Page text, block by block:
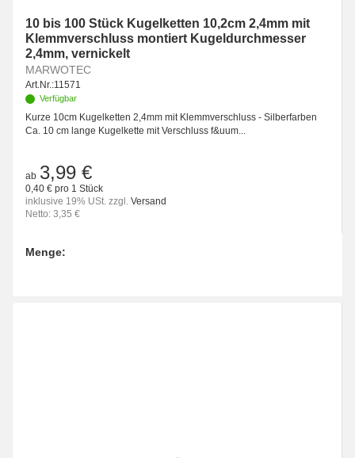
10 bis 100 Stück Kugelketten 10,2cm 2,4mm mit
Klemmverschluss montiert Kugeldurchmesser
2,4mm, vernickelt
MARWOTEC
Art.Nr.:11571
Verfügbar
Kurze 10cm Kugelketten 2,4mm mit Klemmverschluss - Silberfarben
Ca. 10 cm lange Kugelkette mit Verschluss f&uum...
ab 3,99 €
0,40 € pro 1 Stück
inklusive 19% USt. zzgl. Versand
Netto: 3,35 €
Menge: